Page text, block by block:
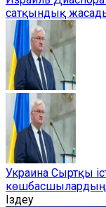
сатқындық
Украина Сыртқы
көшбасшылардың
Іздеу